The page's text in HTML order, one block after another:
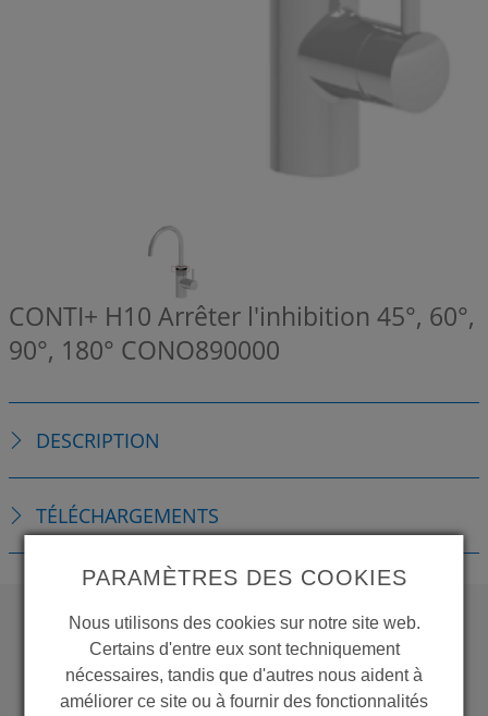
CONTI+ H10 Arrêter l'inhibition 45°, 60°,
90°, 180° CONO890000
DESCRIPTION
TÉLÉCHARGEMENTS
WANT TO SEE
MORE PRODUCTS?
PARAMÈTRES DES COOKIES
Nous utilisons des cookies sur notre site web.
Certains d'entre eux sont techniquement
nécessaires, tandis que d'autres nous aident à
améliorer ce site ou à fournir des fonctionnalités